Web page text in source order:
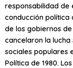
responsabilidad de
conducción política
de los gobiernos de
cancelaron la
sociales populares
Política de 1980.